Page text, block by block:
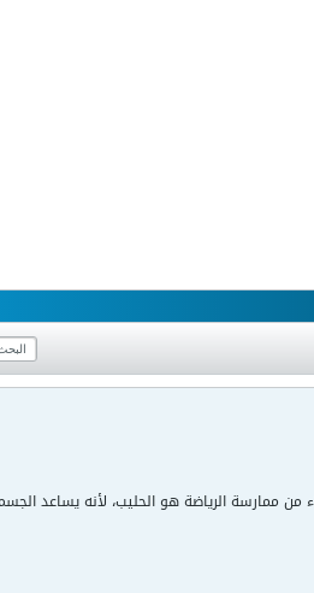
ممارسة الرياضة هو الحليب، لأنه يساعد